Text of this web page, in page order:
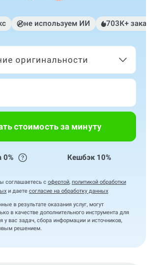
не используем ИИ 703К+
оригинальности
стоимость за минуту
0% Кешбэк 10%
соглашаетесь с офертой, политикой обработки
и даете согласие на обработку данных
в результате оказания услуг, могут
в качестве дополнительного инструмента для
вас задач, сбора информации и источников,
решением.